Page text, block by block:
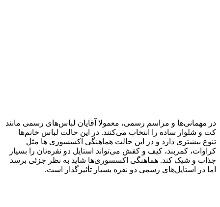
در مهمانی‌ها و مراسم رسمی، معمولا آقایان لباس‌های رسمی مانند
کت و شلوار ساده را انتخاب می‌کنند. در این حالت لباس خانم‌ها
تنوع بیشتری دارد و در این حالت هماهنگی اکسسوری ها مثل
کراوات، کمربند، کیف و کفش می‌تواند استایل دو نفره‌تان را بسیار
جذاب و شیک کند. هماهنگی اکسسوری‌ها شاید به نظر جزئی برسد
اما در استایل‌های رسمی دو نفره بسیار تأثیر‌گذار است.